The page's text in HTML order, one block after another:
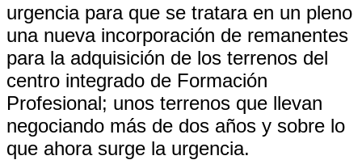
urgencia para que se tratara en un pleno
una nueva incorporación de remanentes
para la adquisición de los terrenos del
centro integrado de Formación
Profesional; unos terrenos que llevan
negociando más de dos años y sobre lo
que ahora surge la urgencia.